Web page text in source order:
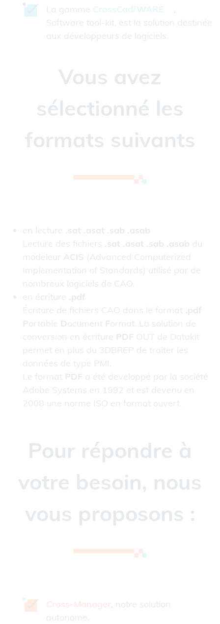
La gamme CrossCad/WARE
,
Software tool-kit, est la solution destinée
aux développeurs de logiciels.
Vous avez
sélectionné les
formats suivants
en lecture .sat .asat .sab .asab
Lecture des fichiers .sat .asat .sab .asab du
modeleur ACIS (Advanced Computerized
Implementation of Standards) utilisé par de
nombreux logiciels de CAO.
en écriture .pdf
Écriture de fichiers CAO dans le format .pdf
Portable Document Format. La solution de
conversion en écriture PDF OUT de Datakit
permet en plus du 3DBREP de traiter les
données de type PMI.
Le format PDF a été developpé par la société
Adobe Systems en 1992 et est devenu en
2008 une norme ISO en format ouvert.
Pour répondre à
votre besoin, nous
vous proposons :
, notre solution
autonome.